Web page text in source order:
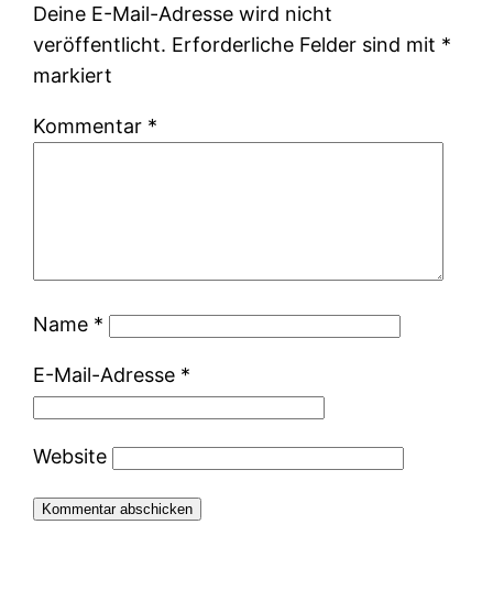
Deine E-Mail-Adresse wird nicht
veröffentlicht. Erforderliche Felder sind mit *
markiert
Kommentar *
Name *
E-Mail-Adresse *
Website